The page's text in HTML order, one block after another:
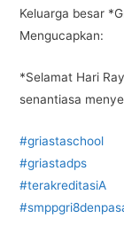
c
b
o
o
k
itt
Keluarga besar
Mengucapkan:
*Selamat Hari
senantiasa
#griastaschool
#griastadps
#terakreditasiA